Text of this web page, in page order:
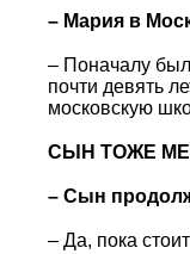
– Мария в
– Поначалу
почти девять
московскую
СЫН ТОЖЕ
– Сын
– Да, пока